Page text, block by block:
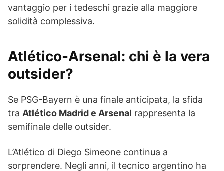
vantaggio per i tedeschi grazie alla maggiore
solidità complessiva.
Atlético-Arsenal: chi è la vera
outsider?
Se PSG-Bayern è una finale anticipata, la sfida
tra Atlético Madrid e Arsenal rappresenta la
semifinale delle outsider.
L’Atlético di Diego Simeone continua a
sorprendere. Negli anni, il tecnico argentino ha